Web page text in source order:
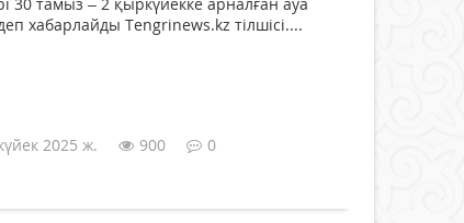
хабарлайды Tengrinews.kz тілшісі....
2025 ж. 900
0